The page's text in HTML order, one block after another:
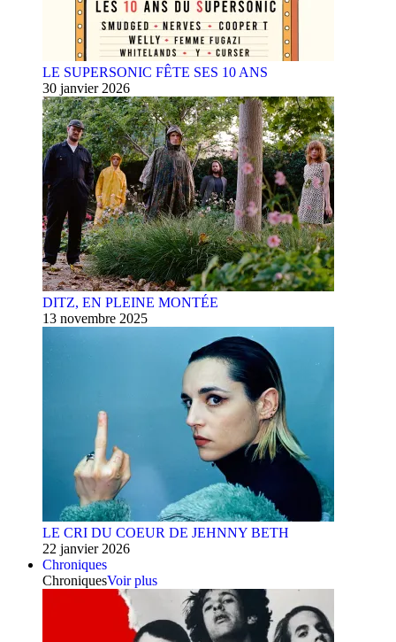
LE SUPERSONIC FÊTE SES 10 ANS
30 janvier 2026
DITZ, EN PLEINE MONTÉE
13 novembre 2025
LE CRI DU COEUR DE JEHNNY BETH
22 janvier 2026
Chroniques
ChroniquesVoir plus